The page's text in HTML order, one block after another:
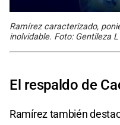
Ramírez caracterizado,
inolvidable. Foto: Gentileza
El respaldo de
Ramírez también